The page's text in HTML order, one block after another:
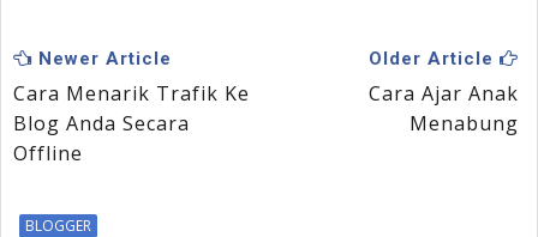
Newer Article
Cara Menarik Trafik Ke
Blog Anda Secara
Offline
Older Article
Cara Ajar Anak
Menabung
BLOGGER